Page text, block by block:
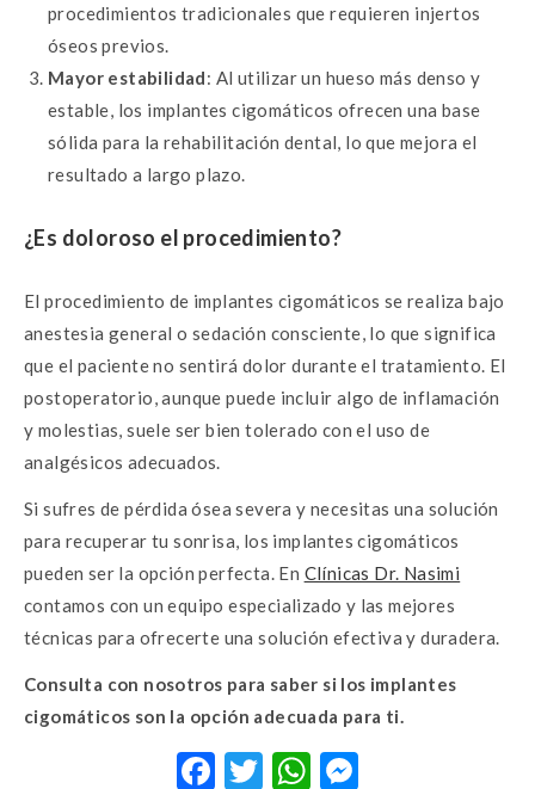
procedimientos tradicionales que requieren injertos
óseos previos.
Mayor estabilidad: Al utilizar un hueso más denso y
estable, los implantes cigomáticos ofrecen una base
sólida para la rehabilitación dental, lo que mejora el
resultado a largo plazo.
¿Es doloroso el procedimiento?
El procedimiento de implantes cigomáticos se realiza bajo
anestesia general o sedación consciente, lo que significa
que el paciente no sentirá dolor durante el tratamiento. El
postoperatorio, aunque puede incluir algo de inflamación
y molestias, suele ser bien tolerado con el uso de
analgésicos adecuados.
Si sufres de pérdida ósea severa y necesitas una solución
para recuperar tu sonrisa, los implantes cigomáticos
pueden ser la opción perfecta. En Clínicas Dr. Nasimi
contamos con un equipo especializado y las mejores
técnicas para ofrecerte una solución efectiva y duradera.
Consulta con nosotros para saber si los implantes
cigomáticos son la opción adecuada para ti.
F T W